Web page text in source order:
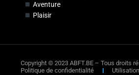
Aventure
Plaisir
Copyright © 2023 ABFT.BE – Tous droits
Politique de confidentialité